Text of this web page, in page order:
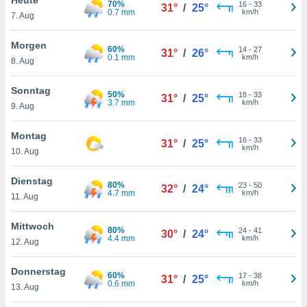
oder
Partner
es uns
das
der
Profil zu
Ihnen
finden
. Sie
jederzeit
Rand
7. Aug
70%
0.7 mm
31° / 25° 16- 33
km/h
Morgen
8. Aug
60%
0.1 mm
31° / 26° 14- 27
km/h
Sonntag
9. Aug
50%
3.7 mm
31° / 25° 18- 33
km/h
Montag
10. Aug
31° / 25° 16- 33
km/h
Dienstag
11. Aug
80%
4.7 mm
32° / 24° 23- 50
km/h
Mittwoch
12. Aug
80%
4.4 mm
30° / 24° 24- 41
km/h
Donnerstag
13. Aug
60%
0.6 mm
31° / 25° 17- 38
km/h